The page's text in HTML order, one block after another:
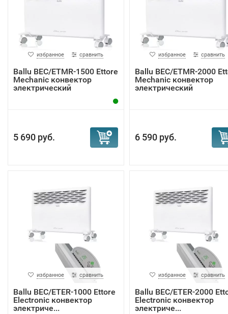
избранное сравнить
Ballu BEC/ETMR-1500 Ettore
Mechanic конвектор
электрический
5 690 руб.
избранное сравнить
Ballu BEC/ETMR-2000
Mechanic конвектор
электрический
6 590 руб.
избранное сравнить
Ballu BEC/ETER-1000 Ettore
Electronic конвектор
электриче...
избранное сравнить
Ballu BEC/ETER-2000
Electronic конвектор
электриче...